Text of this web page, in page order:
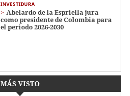
INVESTIDURA
Abelardo de la Espriella jura
como presidente de Colombia para
el periodo 2026-2030
MÁS VISTO